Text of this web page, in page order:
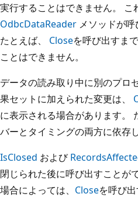
実行することはできません。 こ
OdbcDataReader メソッドが呼
たとえば、 Closeを呼び出すま
ことはできません。
データの読み取り中に別のプロ
果セットに加えられた変更は、
に表示される場合があります。
バーとタイミングの両方に依存し
IsClosed および
閉じられた後に呼び出すことが
場合によっては、 Closeを呼び